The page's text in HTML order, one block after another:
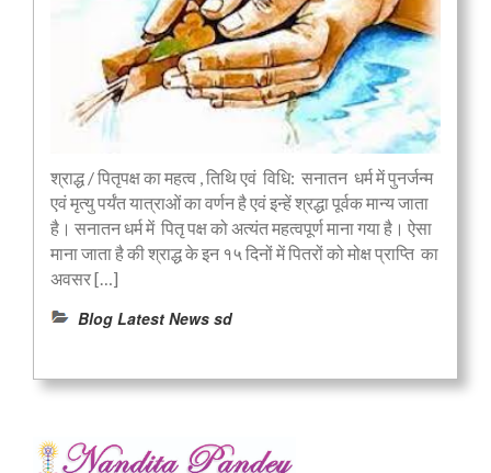
श्राद्ध / पितृपक्ष का महत्व , तिथि एवं विधि: सनातन धर्म में पुनर्जन्म
एवं मृत्यु पर्यंत यात्राओं का वर्णन है एवं इन्हें श्रद्धा पूर्वक मान्य जाता
है। सनातन धर्म में पितृ पक्ष को अत्यंत महत्वपूर्ण माना गया है। ऐसा
माना जाता है की श्राद्ध के इन १५ दिनों में पितरों को मोक्ष प्राप्ति का
अवसर […]
Blog Latest News sd